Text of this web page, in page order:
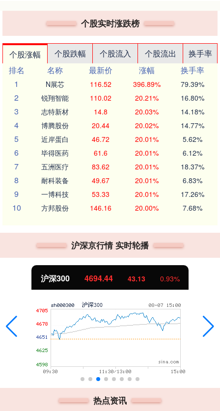
个股实时涨跌榜
个股涨幅 个股跌幅 个股流入 个股流出
换手率
排名
名称 最新价 涨幅
换手率
1
N展芯 116.52 396.89% 79.39%
2 锐翔智能 110.02 20.21% 16.80%
3 志特新材 14.8 20.03% 14.18%
4 博腾股份 20.44 20.02% 14.77%
5 近岸蛋白 46.72 20.01% 5.62%
6 毕得医药 61.6 20.01% 6.12%
7 五洲医疗 83.62 20.01% 18.37%
8 耐科装备 49.67 20.01% 6.83%
9 一博科技 53.33 20.01% 17.26%
10 方邦股份 146.16 20.00% 7.68%
沪深京行情 实时轮播
沪深300 4694.44 43.13 0.93%
热点资讯